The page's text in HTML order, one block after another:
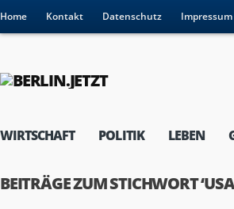
Home Kontakt Datenschutz Impressum
WIRTSCHAFT POLITIK LEBEN
BEITRÄGE ZUM STICHWORT